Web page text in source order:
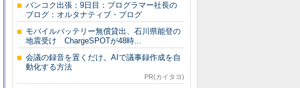
バンコク出張：9日目：プログラマー社長の
ブログ：オルタナティブ・ブログ
モバイルバッテリー無償貸出、石川県能登の
地震受け ChargeSPOTが48時...
会議の録音を置くだけ。AIで議事録作成を自
動化する方法
PR(カイタヨ)